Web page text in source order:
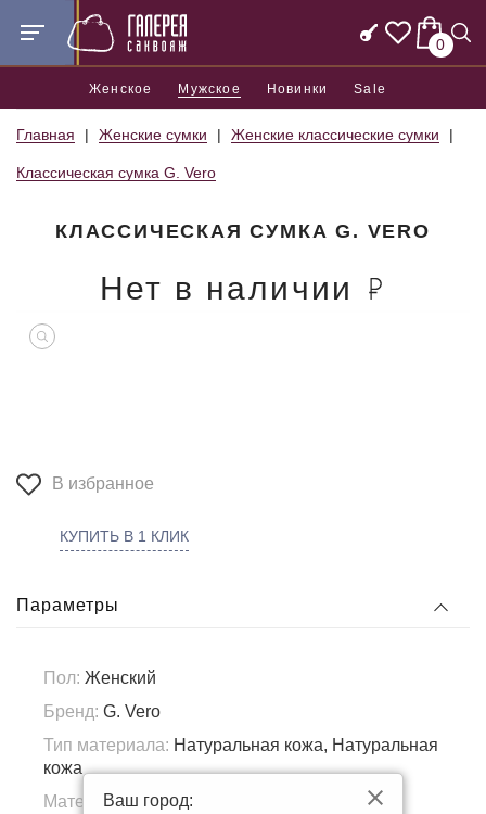
0
Женское Мужское Новинки Sale
Главная Женские сумки Женские классические сумки
Классическая сумка G. Vero
КЛАССИЧЕСКАЯ СУМКА G. VERO
Нет в наличии
В избранное
КУПИТЬ В 1 КЛИК
Параметры
Пол: Женский
Бренд: G. Vero
Тип материала: Натуральная кожа, Натуральная
кожа
Материал подкладка:
Ваш город: